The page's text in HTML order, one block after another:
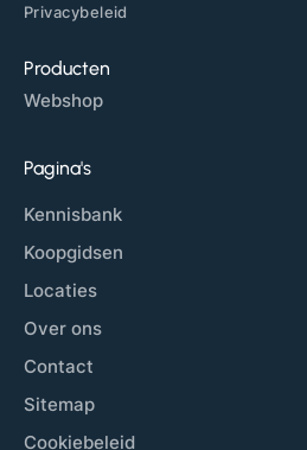
Privacybeleid
Producten
Webshop
Pagina's
Kennisbank
Koopgidsen
Locaties
Over ons
Contact
Sitemap
Cookiebeleid